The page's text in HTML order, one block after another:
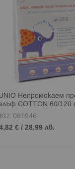
Непромокаем
COTTON 60/120
081946
€ / 28,99 лв.